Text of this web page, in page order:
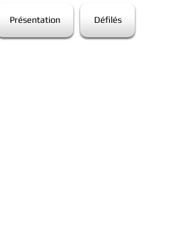
Présentation Défilés